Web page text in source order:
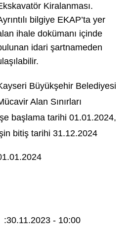
Kiralanması.
bilgiye EKAP’ta yer
ihale dokümanı içinde
idari şartnameden
Büyükşehir Belediyesi
Alan Sınırları
başlama tarihi 01.01.2024,
bitiş tarihi 31.12.2024
:30.11.2023 - 10:00